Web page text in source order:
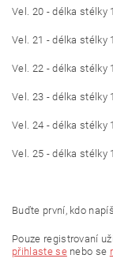
Vel. 20 - délka stélky
Vel. 21 - délka stélky
Vel. 22 - délka stélky
Vel. 23 - délka stélky
Vel. 24 - délka stélky
Vel. 25 - délka stélky
Buďte první, kdo
Pouze registrovaní
přihlaste senebo se